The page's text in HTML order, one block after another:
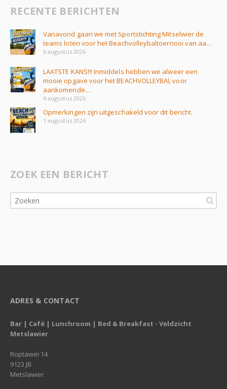
RECENTE BERICHTEN
Vanavond gaan we met Sportstichting Mitselwier de
teams loten voor het Beachvolleybaltoernooi van aa…
6 augustus 2026
LAATSTE KANS!!! Inmiddels hebben we alweer een
mooie opgave voor het BEACHVOLLEYBAL voor
aankomende…
4 augustus 2026
Opmerkingen zijn uitgeschakeld voor dit bericht.
1 augustus 2026
ZOEK EEN BERICHT
ADRES & CONTACT
Bar | Café | Lunchroom | Bed & Breakfast - Veldzicht
Metslawier
Roptawei 14
9123 JB
Metslawier